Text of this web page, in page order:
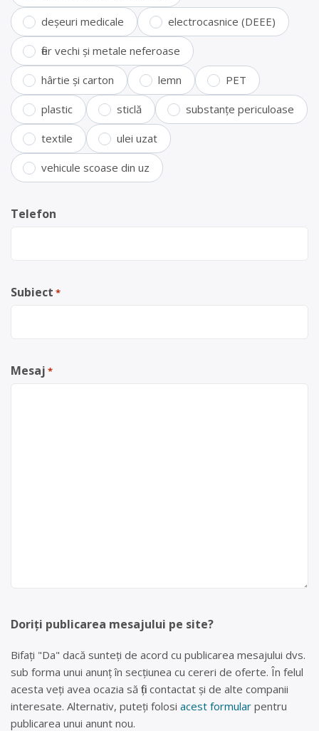
deșeuri medicale electrocasnice (DEEE)
fier vechi și metale neferoase
hârtie și carton lemn PET
plastic sticlă substanțe periculoase
textile ulei uzat
vehicule scoase din uz
Telefon
Subiect *
Mesaj *
Doriți publicarea mesajului pe site?
Bifați "Da" dacă sunteți de acord cu publicarea mesajului dvs.
sub forma unui anunț în secțiunea cu cereri de oferte. În felul
acesta veți avea ocazia să fiți contactat și de alte companii
interesate. Alternativ, puteți folosi acest formular pentru
publicarea unui anunt nou.